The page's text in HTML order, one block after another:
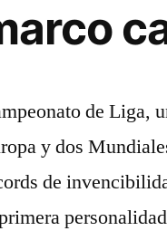
de Liga,
y dos
de